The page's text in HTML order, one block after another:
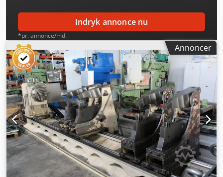
Indryk annonce nu
*pr. annonce/md.
Annoncer